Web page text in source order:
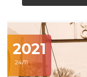
2021
24/11